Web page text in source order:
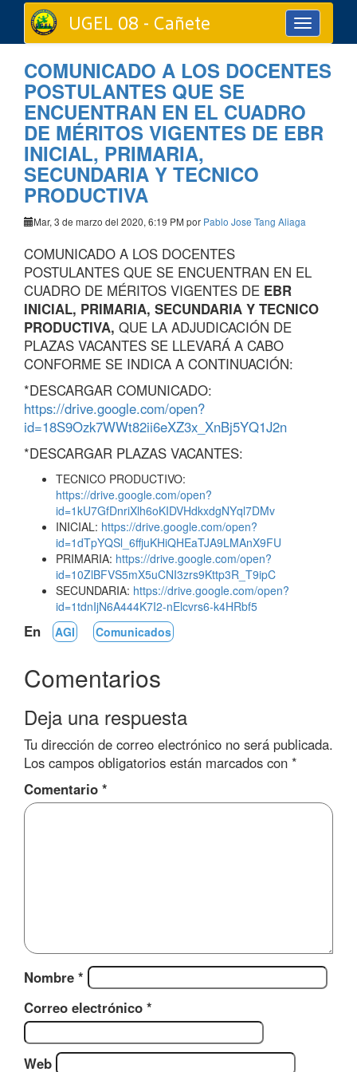
Toggle
navigation
UGEL 08 - Cañete
COMUNICADO A LOS DOCENTES
POSTULANTES QUE SE
ENCUENTRAN EN EL CUADRO
DE MÉRITOS VIGENTES DE EBR
INICIAL, PRIMARIA,
SECUNDARIA Y TECNICO
PRODUCTIVA
Mar, 3 de marzo del 2020, 6:19 PM por Pablo Jose Tang Aliaga
COMUNICADO A LOS DOCENTES
POSTULANTES QUE SE ENCUENTRAN EN EL
CUADRO DE MÉRITOS VIGENTES DE EBR
INICIAL, PRIMARIA, SECUNDARIA Y TECNICO
PRODUCTIVA, QUE LA ADJUDICACIÓN DE
PLAZAS VACANTES SE LLEVARÁ A CABO
CONFORME SE INDICA A CONTINUACIÓN:
*DESCARGAR COMUNICADO:
https://drive.google.com/open?
id=18S9Ozk7WWt82ii6eXZ3x_XnBj5YQ1J2n
*DESCARGAR PLAZAS VACANTES:
TECNICO PRODUCTIVO:
https://drive.google.com/open?
id=1kU7GfDnriXlh6oKIDVHdkxdgNYql7DMv
INICIAL: https://drive.google.com/open?
id=1dTpYQSl_6ffjuKHiQHEaTJA9LMAnX9FU
PRIMARIA: https://drive.google.com/open?
id=10ZlBFVS5mX5uCNI3zrs9Kttp3R_T9ipC
SECUNDARIA: https://drive.google.com/open?
id=1tdnIjN6A444K7I2-nElcvrs6-k4HRbf5
En AGI Comunicados
Comentarios
Deja una respuesta
Tu dirección de correo electrónico no será publicada.
Los campos obligatorios están marcados con *
Comentario *
Nombre *
Correo electrónico *
Web